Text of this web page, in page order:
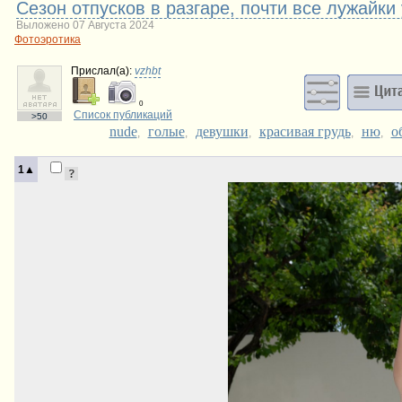
Сезон отпусков в разгаре, почти все
Выложено 07 Августа 2024
Фотоэротика
>50
Прислал(a): vzhbt
0
Список публикаций
nude, голые, девушки, красивая грудь, ню,
1▲